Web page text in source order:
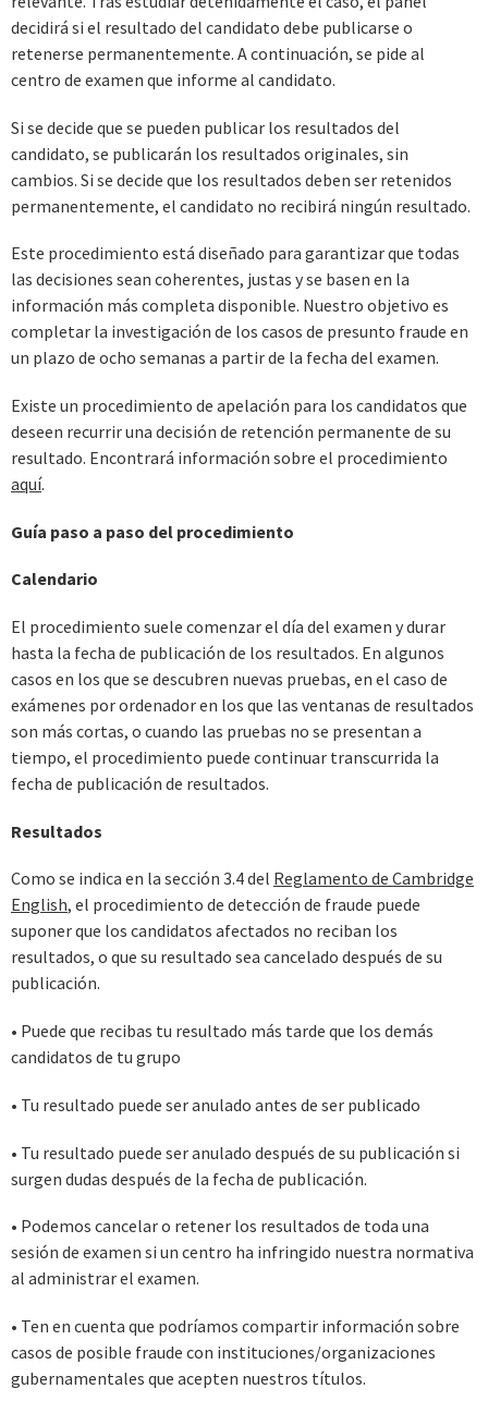
decidirá si el resultado del candidato debe publicarse o
retenerse permanentemente. A continuación, se pide al
centro de examen que informe al candidato.
Si se decide que se pueden publicar los resultados del
candidato, se publicarán los resultados originales, sin
cambios. Si se decide que los resultados deben ser retenidos
permanentemente, el candidato no recibirá ningún resultado.
Este procedimiento está diseñado para garantizar que todas
las decisiones sean coherentes, justas y se basen en la
información más completa disponible. Nuestro objetivo es
completar la investigación de los casos de presunto fraude en
un plazo de ocho semanas a partir de la fecha del examen.
Existe un procedimiento de apelación para los candidatos que
deseen recurrir una decisión de retención permanente de su
resultado. Encontrará información sobre el procedimiento
aquí.
Guía paso a paso del procedimiento
Calendario
El procedimiento suele comenzar el día del examen y durar
hasta la fecha de publicación de los resultados. En algunos
casos en los que se descubren nuevas pruebas, en el caso de
exámenes por ordenador en los que las ventanas de resultados
son más cortas, o cuando las pruebas no se presentan a
tiempo, el procedimiento puede continuar transcurrida la
fecha de publicación de resultados.
Resultados
Como se indica en la sección 3.4 del Reglamento de Cambridge
English, el procedimiento de detección de fraude puede
suponer que los candidatos afectados no reciban los
resultados, o que su resultado sea cancelado después de su
publicación.
• Puede que recibas tu resultado más tarde que los demás
candidatos de tu grupo
• Tu resultado puede ser anulado antes de ser publicado
• Tu resultado puede ser anulado después de su publicación si
surgen dudas después de la fecha de publicación.
• Podemos cancelar o retener los resultados de toda una
sesión de examen si un centro ha infringido nuestra normativa
al administrar el examen.
• Ten en cuenta que podríamos compartir información sobre
casos de posible fraude con instituciones/organizaciones
gubernamentales que acepten nuestros títulos.